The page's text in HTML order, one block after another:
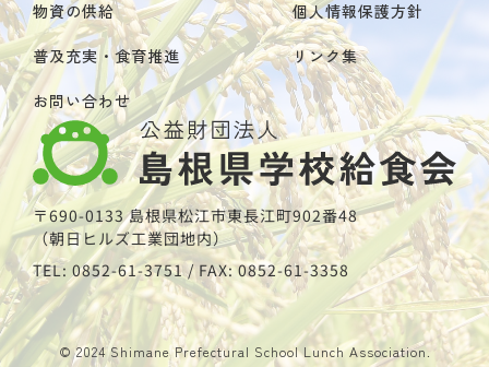
〒690-0133 島根県松江市東長江町902番48
（朝日ヒルズ工業団地内）
TEL: 0852-61-3751 / FAX: 0852-61-3358
物資の供給
普及充実・食育推進
お問い合わせ
個人情報保護方針
リンク集
© 2024 Shimane Prefectural School Lunch Association.